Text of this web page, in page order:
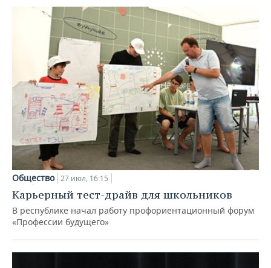
Общество 27 июл, 16:15
Карьерный тест-драйв для школьников
В республике начал работу профориентационный форум
«Профессии будущего»